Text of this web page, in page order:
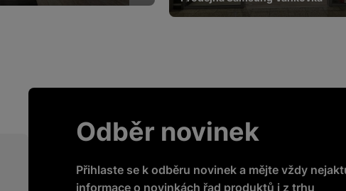
Odběr novinek
Přihlaste se k odběru novinek a mějte vždy
informace o novinkách řad produktů i z trhu